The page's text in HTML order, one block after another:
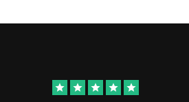
star star star star star